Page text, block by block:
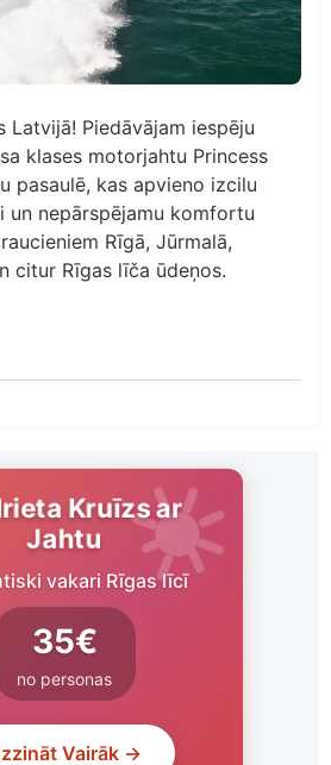
Latvijā! Piedāvājam iespēju
klases motorjahtu Princess
pasaulē, kas apvieno izcilu
un nepārspējamu komfortu
Rīgā, Jūrmalā,
citur Rīgas līča ūdeņos.
Kruīzs ar
Jahtu
vakari Rīgas līcī
35€
no personas
Vairāk →